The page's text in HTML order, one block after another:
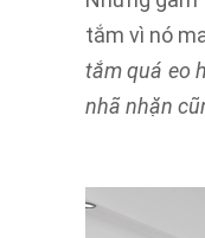
tắm vì nó
tắm quá eo
nhã nhặn